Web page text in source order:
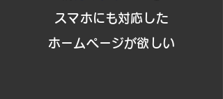
スマホにも対応した
ホームページが欲しい